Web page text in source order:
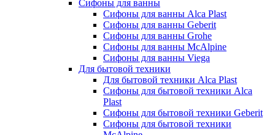
Сифоны для ванны
Сифоны для ванны Alca Plast
Сифоны для ванны Geberit
Сифоны для ванны Grohe
Сифоны для ванны McAlpine
Сифоны для ванны Viega
Для бытовой техники
Для бытовой техники Alca Plast
Сифоны для бытовой техники Alca
Plast
Сифоны для бытовой техники Geberit
Сифоны для бытовой техники